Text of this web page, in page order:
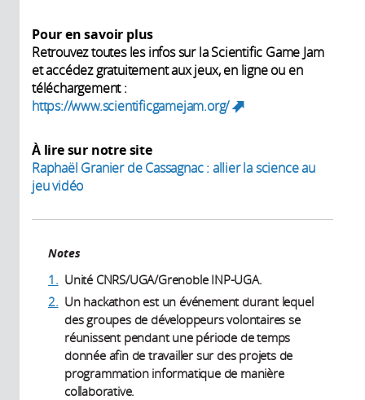
Pour en savoir plus
Retrouvez toutes les infos sur la Scientific Game Jam
et accédez gratuitement aux jeux, en ligne ou en
téléchargement :
https://www.scientificgamejam.org/
À lire sur notre site
Raphaël Granier de Cassagnac : allier la science au
jeu vidéo
Notes
1. Unité CNRS/UGA/Grenoble INP-UGA.
2. Un hackathon est un événement durant lequel
des groupes de développeurs volontaires se
réunissent pendant une période de temps
donnée afin de travailler sur des projets de
programmation informatique de manière
collaborative.